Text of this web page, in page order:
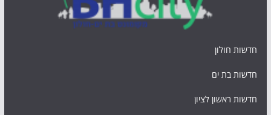
חדשות חולון
חדשות בת ים
חדשות ראשון לציון